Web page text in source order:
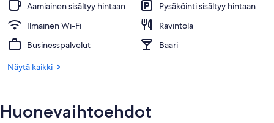
Kahden hengen standard-huone, 1
Aamiainen sisältyy hintaan
Pysäköinti sisältyy hintaan
Ilmainen Wi-Fi
Ravintola
Businesspalvelut
Baari
Näytä kaikki
Huonevaihtoehdot